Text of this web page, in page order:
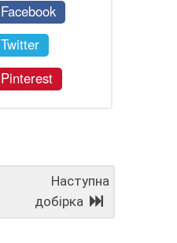
Facebook
Twitter
Pinterest
Наступна
добірка